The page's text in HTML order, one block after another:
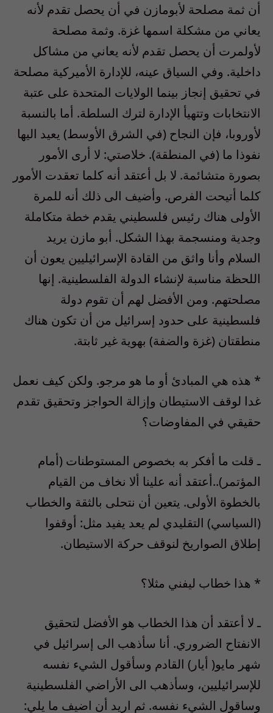
أن ثمة مصلحة لأبومازن في أن يحصل تقدم لأنه
يعاني من مشكلة اسمها غزة. وثمة مصلحة
لأولمرت أن يحصل تقدم لأنه يعاني من مشاكل
داخلية. وفي السياق عينه، للإدارة الأميركية مصلحة
في تحقيق إنجاز بينما الولايات المتحدة على عتبة
الانتخابات وتتهيأ الإدارة لترك السلطة. أما بالنسبة
لأوروبا، فإن النجاح (في الشرق الأوسط) يعيد اليها
نفوذا ما (في المنطقة). خلاصتي: لا أرى الأمور
بصورة متشائمة. لا بل أعتقد أنه كلما تعقدت الأمور
كلما أتيحت الفرص. وأضيف الى ذلك أنه للمرة
الأولى هناك رئيس فلسطيني يقدم خطة متكاملة
وجدية ومنسجمة بهذا الشكل. أبو مازن يريد
السلام وأنا واثق من القادة الإسرائيليين يعون أن
اللحظة مناسبة لإنشاء الدولة الفلسطينية. إنها
مصلحتهم. ومن الأفضل لهم أن تقوم دولة
فلسطينية على حدود إسرائيل من أن تكون هناك
منطقتان (غزة والضفة) بهوية غير ثابتة.
* هذه هي المبادئ أو ما هو مرجو. ولكن كيف نعمل
غدا لوقف الاستيطان وإزالة الحواجز وتحقيق تقدم
حقيقي في المفاوضات؟
ـ قلت ما أفكر به بخصوص المستوطنات (أمام
المؤتمر)..أعتقد أنه علينا ألا نخاف من القيام
بالخطوة الأولى. يتعين أن نتحلى بالثقة والخطاب
(السياسي) التقليدي لم يعد يفيد مثل: أوقفوا
إطلاق الصواريخ لنوقف حركة الاستيطان.
* هذا خطاب ليفني مثلا؟
ـ لا أعتقد أن هذا الخطاب هو الأفضل لتحقيق
الانفتاح الضروري. أنا سأذهب الى إسرائيل في
شهر مايو( أيار) القادم وسأقول الشيء نفسه
للإسرائيليين، وسأذهب الى الأراضي الفلسطينية
وساقول الشيء نفسه. ثم اريد أن اضيف ما يلي: